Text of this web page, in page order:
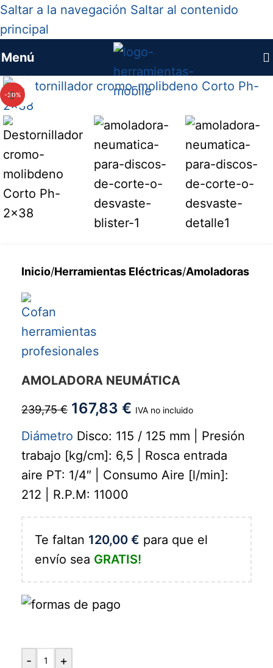
Saltar a la navegación Saltar al contenido
principal
Menú
-30% Haga clic para ampliar
Inicio/Herramientas Eléctricas/Amoladoras
AMOLADORA NEUMÁTICA
239,75€ 167,83 € IVA no incluido
Diámetro Disco: 115 / 125 mm | Presión
trabajo [kg/cm]: 6,5 | Rosca entrada
aire PT: 1/4″ | Consumo Aire [l/min]:
212 | R.P.M: 11000
Te faltan 120,00 € para que el
envío sea GRATIS!
- +